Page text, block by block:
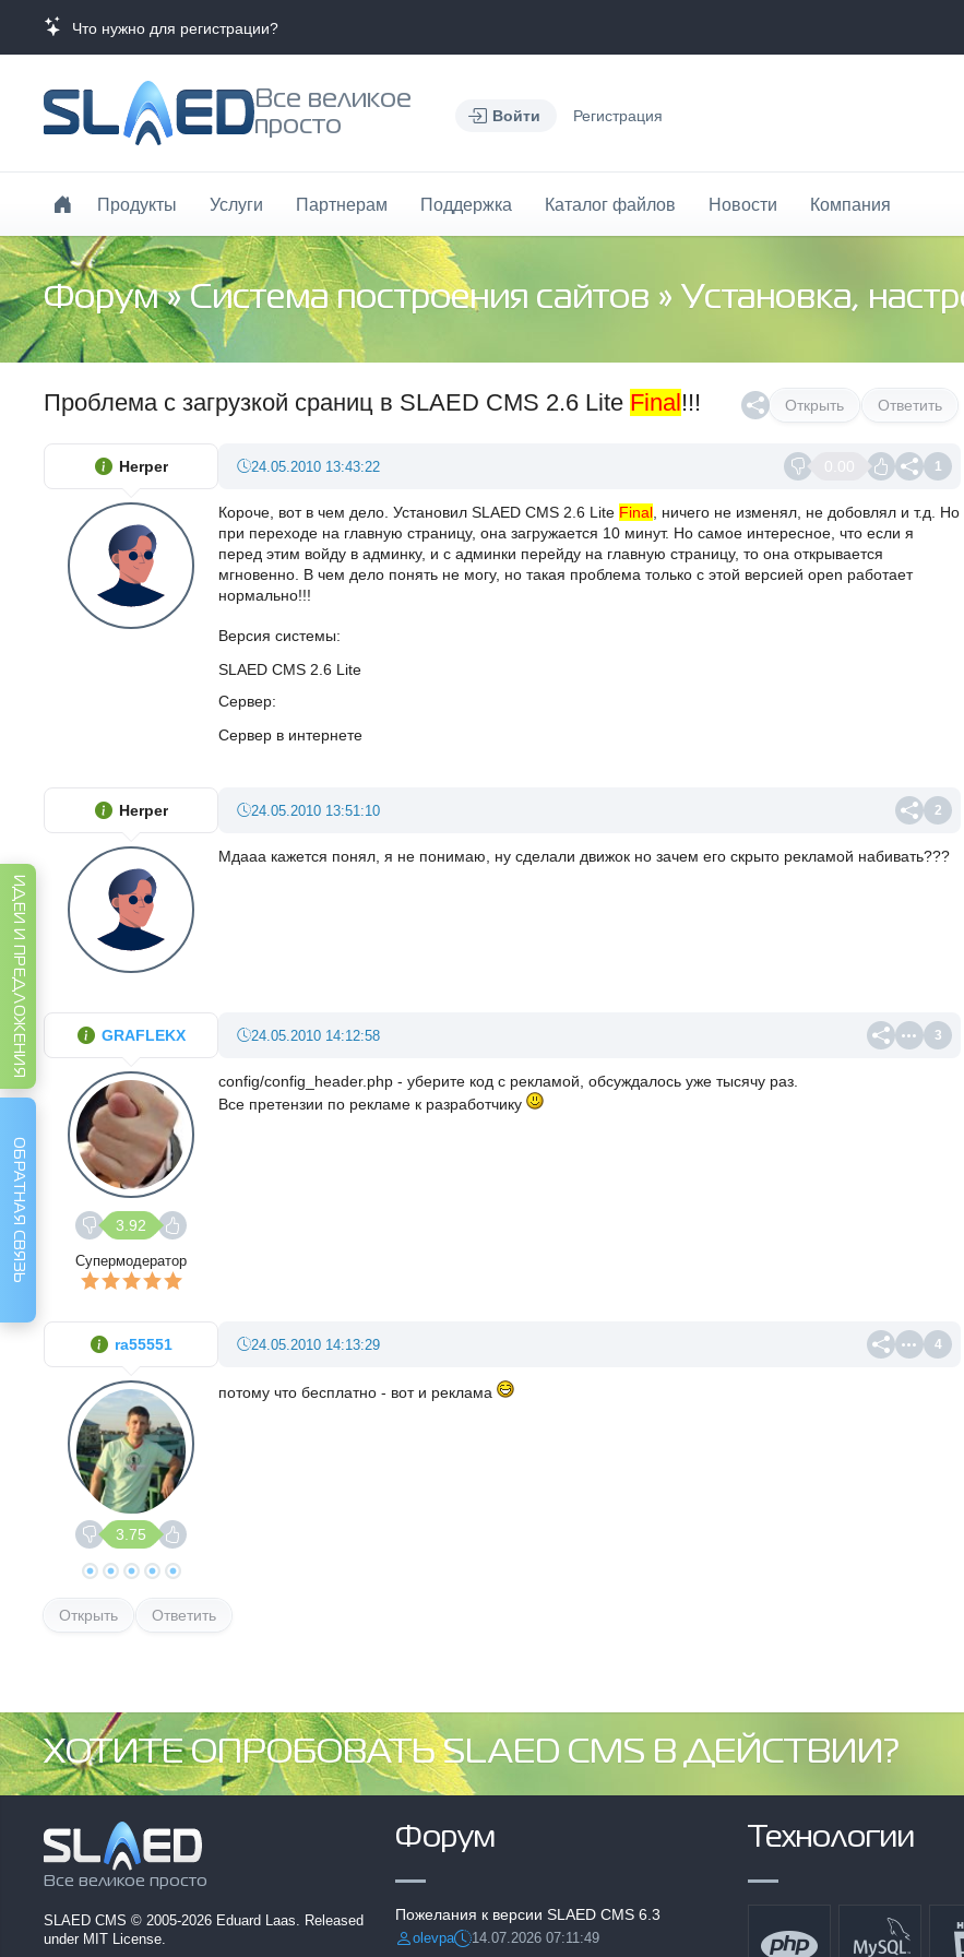
Что нужно для регистрации?
Все великое
просто
Войти Регистрация
Продукты Услуги Партнерам Поддержка Каталог файлов Новости Компания
Форум»Система построения сайтов » Установка,
Открыть Ответить
Проблема с загрузкой сраниц в SLAED CMS 2.6 Lite Final!!!
0.00 1
24.05.2010 13:43:22
Короче, вот в чем дело. Установил SLAED CMS 2.6 Lite Final , ничего не изменял, не добовлял и т.д. Но
при переходе на главную страницу, она загружается 10 минут. Но самое интересное, что если я
перед этим войду в админку, и с админки перейду на главную страницу, то она открывается
мгновенно. В чем дело понять не могу, но такая проблема только с этой версией open работает
нормально!!!
Версия системы
SLAED CMS 2.6 Lite
Сервер
Сервер в интернете
Herper
2
24.05.2010 13:51:10
Мдааа кажется понял, я не понимаю, ну сделали движок но зачем его скрыто рекламой набивать???
Herper
3
24.05.2010 14:12:58
config/config_header.php - уберите код с рекламой, обсуждалось уже тысячу раз.
Все претензии по рекламе к разработчику
GRAFLEKX
3.92
Супермодератор
4
24.05.2010 14:13:29
потому что бесплатно - вот и реклама
ra55551
3.75
Открыть Ответить
ХОТИТЕ ОПРОБОВАТЬ SLAED CMS В ДЕЙСТВИИ?
Все великое просто
SLAED CMS © 2005-2026 Eduard Laas. Released
under MIT License.
Форум
Пожелания к версии SLAED CMS 6.3
Разместил:
olevpaДата:14.07.2026 07:11:49
Технологии
ИДЕИ И ПРЕДЛОЖЕНИЯ
ОБРАТНАЯ СВЯЗЬ